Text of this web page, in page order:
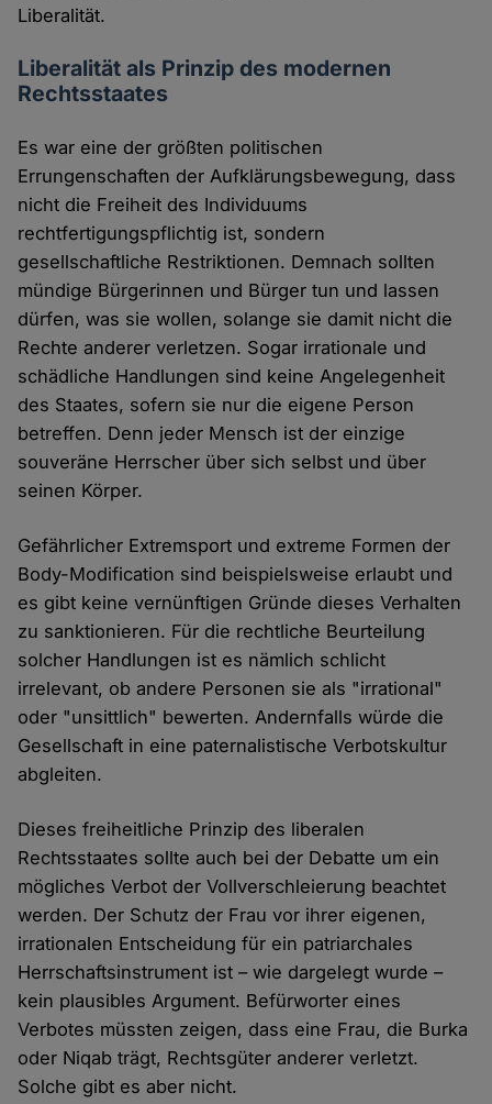
Liberalität.
Liberalität als Prinzip des modernen
Rechtsstaates
Es war eine der größten politischen
Errungenschaften der Aufklärungsbewegung, dass
nicht die Freiheit des Individuums
rechtfertigungspflichtig ist, sondern
gesellschaftliche Restriktionen. Demnach sollten
mündige Bürgerinnen und Bürger tun und lassen
dürfen, was sie wollen, solange sie damit nicht die
Rechte anderer verletzen. Sogar irrationale und
schädliche Handlungen sind keine Angelegenheit
des Staates, sofern sie nur die eigene Person
betreffen. Denn jeder Mensch ist der einzige
souveräne Herrscher über sich selbst und über
seinen Körper.
Gefährlicher Extremsport und extreme Formen der
Body-Modification sind beispielsweise erlaubt und
es gibt keine vernünftigen Gründe dieses Verhalten
zu sanktionieren. Für die rechtliche Beurteilung
solcher Handlungen ist es nämlich schlicht
irrelevant, ob andere Personen sie als "irrational"
oder "unsittlich" bewerten. Andernfalls würde die
Gesellschaft in eine paternalistische Verbotskultur
abgleiten.
Dieses freiheitliche Prinzip des liberalen
Rechtsstaates sollte auch bei der Debatte um ein
mögliches Verbot der Vollverschleierung beachtet
werden. Der Schutz der Frau vor ihrer eigenen,
irrationalen Entscheidung für ein patriarchales
Herrschaftsinstrument ist – wie dargelegt wurde –
kein plausibles Argument. Befürworter eines
Verbotes müssten zeigen, dass eine Frau, die Burka
oder Niqab trägt, Rechtsgüter anderer verletzt.
Solche gibt es aber nicht.